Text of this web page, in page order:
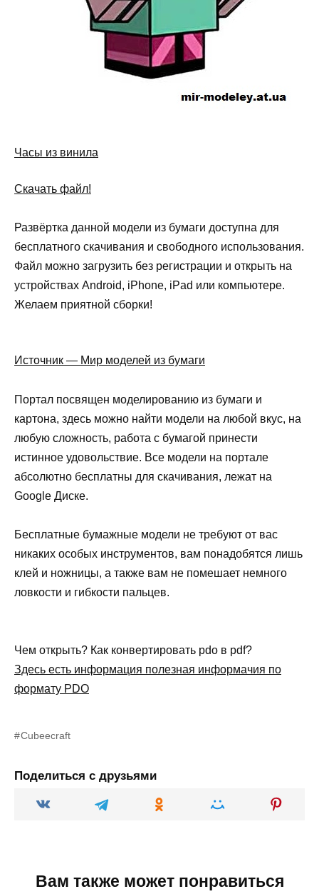
Часы из винила
Скачать файл!
Развёртка данной модели из бумаги доступна для
бесплатного скачивания и свободного использования.
Файл можно загрузить без регистрации и открыть на
устройствах Android, iPhone, iPad или компьютере.
Желаем приятной сборки!
Источник — Мир моделей из бумаги
Портал посвящен моделированию из бумаги и
картона, здесь можно найти модели на любой вкус, на
любую сложность, работа с бумагой принести
истинное удовольствие. Все модели на портале
абсолютно бесплатны для скачивания, лежат на
Google Диске.
Бесплатные бумажные модели не требуют от вас
никаких особых инструментов, вам понадобятся лишь
клей и ножницы, а также вам не помешает немного
ловкости и гибкости пальцев.
Чем открыть? Как конвертировать pdo в pdf?
Здесь есть информация полезная информачия по
формату PDO
Cubeecraft
Поделиться с друзьями
Вам также может понравиться